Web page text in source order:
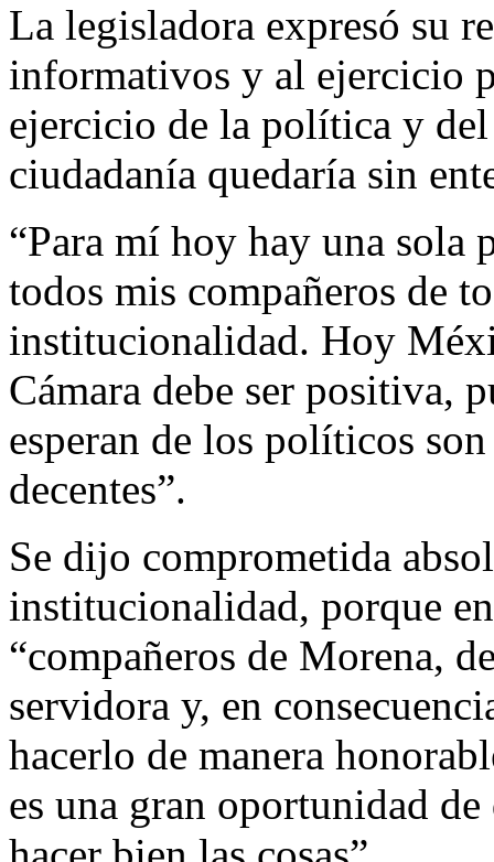
La legisladora expresó su
informativos y al ejercicio
ejercicio de la política y
ciudadanía quedaría sin
“Para mí hoy hay una sola
todos mis compañeros de
institucionalidad. Hoy
Cámara debe ser positiva,
esperan de los políticos
decentes”.
Se dijo comprometida
institucionalidad, porque
“compañeros de Morena,
servidora y, en
hacerlo de manera
es una gran oportunidad